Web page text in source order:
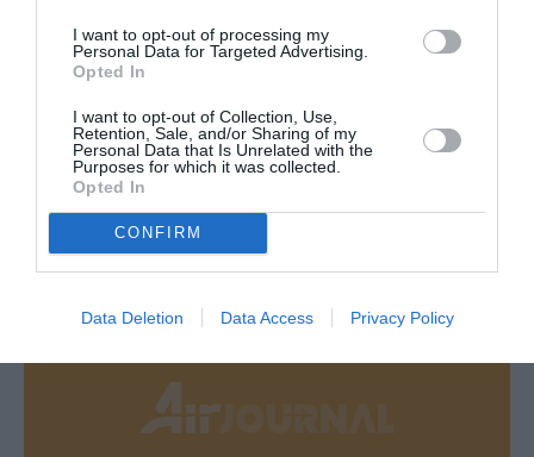
I want to opt-out of processing my
Personal Data for Targeted Advertising.
Opted In
I want to opt-out of Collection, Use,
Retention, Sale, and/or Sharing of my
Personal Data that Is Unrelated with the
Purposes for which it was collected.
Opted In
CONFIRM
Data Deletion Data Access Privacy Policy
Appel aux lecteurs !
Soutenez Air Journal participez
développement !
NOUS SOUTENIR